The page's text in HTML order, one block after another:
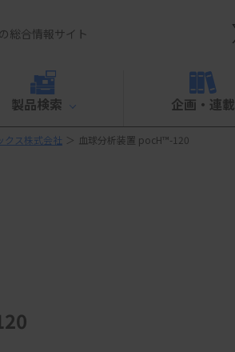
総合情報サイト
製品検索 企画・連載
クス株式会社 ＞ 血球分析装置 pocH™-120